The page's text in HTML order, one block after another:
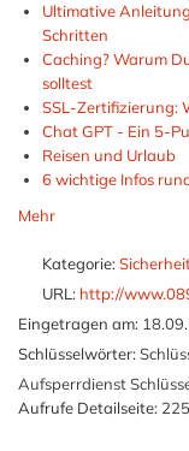
Ultimative
Schritten
Caching? Warum
solltest
SSL-Zertifizierung:
Chat GPT - Ein 5-
Reisen und Urlaub
6 wichtige Infos
Mehr
Kategorie:
URL: http://
Eingetragen am:
Schlüsselwörter:
Aufsperrdienst
Aufrufe Detailseite: